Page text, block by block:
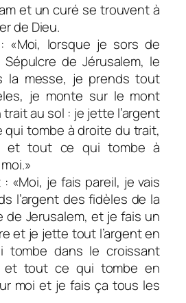
et un curé se trouvent à
de Dieu.
«Moi, lorsque je sors de
Sépulcre de Jérusalem, le
la messe, je prends tout
je monte sur le mont
au sol : je jette l’argent
qui tombe à droite du trait,
et tout ce qui tombe à
«Moi, je fais pareil, je vais
l’argent des fidèles de la
de Jerusalem, et je fais un
et je jette tout l’argent en
tombe dans le croissant
et tout ce qui tombe en
moi et je fais ça tous les